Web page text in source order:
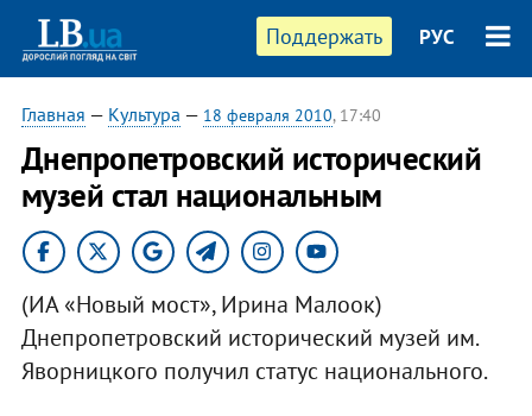
Поддержать РУС
Главная — Культура — 18 февраля 2010, 17:40
Днепропетровский исторический
музей стал национальным
(ИА «Новый мост», Ирина Малоок)
Днепропетровский исторический музей им.
Яворницкого получил статус национального.